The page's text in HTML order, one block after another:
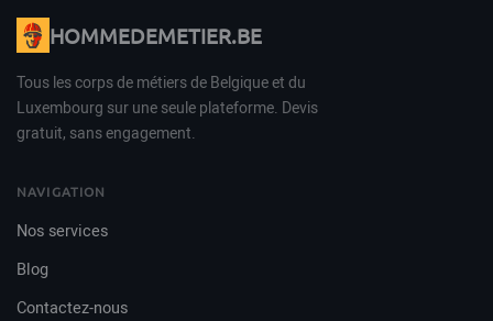
HOMMEDEMETIER.BE
Tous les corps de métiers de Belgique et du
Luxembourg sur une seule plateforme. Devis
gratuit, sans engagement.
NAVIGATION
Nos services
Blog
Contactez-nous